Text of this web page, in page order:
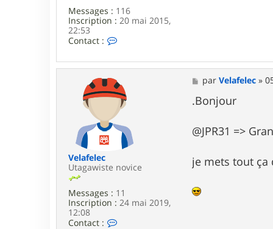
Messages : 116
Inscription : 20 mai 2015,
22:53
Contact :
t
c
t
e
j
o
e
o
l
Velafelec
Utagawiste novice
Messages : 11
Inscription : 24 mai 2019,
12:08
Contact :
M
e
s
s
g
e
parVelafelec »
.Bonjour
@JPR31 =>
je mets tout ça